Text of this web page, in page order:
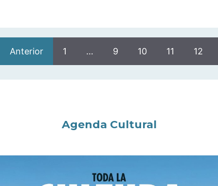
Anterior 1 … 9 10 11 12
Agenda Cultural